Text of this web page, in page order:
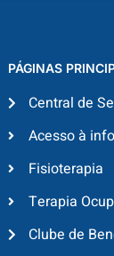
PÁGINAS
Central de
Acesso à
Fisioterapia
Terapia
Clube de